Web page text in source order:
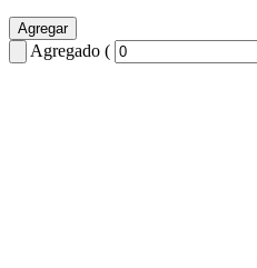
Agregar
Agregado (